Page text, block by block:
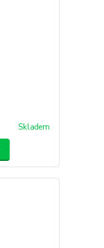
Skladem